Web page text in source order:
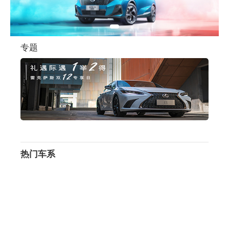
专题
热门车系